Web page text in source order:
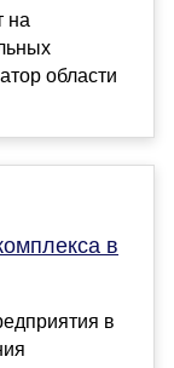
на
области
в
в